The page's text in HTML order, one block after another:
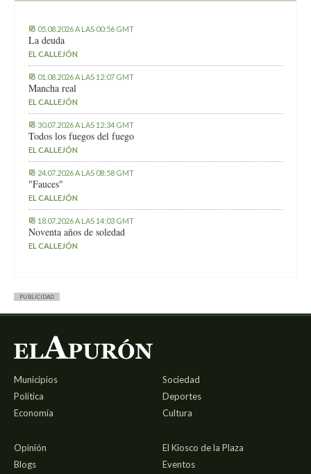
05.08.2026 A LAS 00:56 GMT
La deuda
EL CALLEJÓN
01.08.2026 A LAS 12:07 GMT
Mancha real
EL CALLEJÓN
30.07.2026 A LAS 12:34 GMT
Todos los fuegos del fuego
EL CALLEJÓN
24.07.2026 A LAS 08:58 GMT
"Fauces"
EL CALLEJÓN
18.07.2026 A LAS 14:03 GMT
Noventa años de soledad
EL CALLEJÓN
PUBLICIDAD
Municipios
Política
Economía
Sociedad
Deportes
Cultura
Opinión
Blogs
El Kiosco de la Plaza
Eventos